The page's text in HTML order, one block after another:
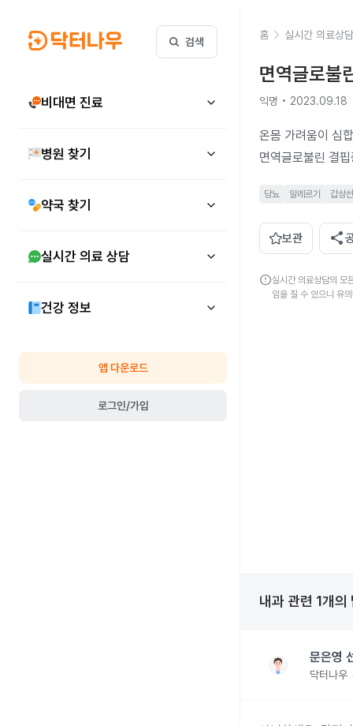
검색
비대면 진료
병원 찾기
약국 찾기
실시간 의료 상담
건강 정보
앱 다운로드
로그인/가입
홈 실시간 의료상담
면역글로불
익명 • 2023.09.18
온몸 가려움이 심
면역글로불린 결
당뇨 알레르기 갑상선
보관 share
error실시간 의료상담의 모
임을 질 수 있으니 유
내과 관련 1개의
문은영
닥터나우